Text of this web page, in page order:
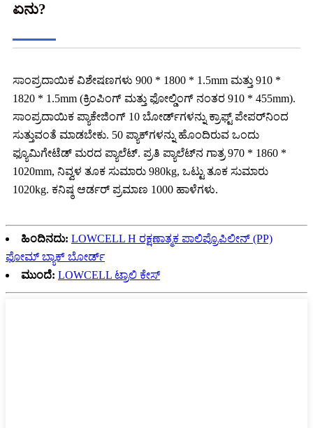
ಏನು?
ಸಾಂಪ್ರದಾಯಿಕ ವಿಶೇಷಣಗಳು 900 * 1800 * 1.5mm ಮತ್ತು 910 *
1820 * 1.5mm (ಕ್ರಿಂಪಿಂಗ್ ಮತ್ತು ಫೋಲ್ಡಿಂಗ್ ನಂತರ 910 * 455mm).
ಸಾಂಪ್ರದಾಯಿಕ ಪ್ಯಾಕೇಜಿಂಗ್ 10 ಬೋರ್ಡ್‌ಗಳನ್ನು ಕ್ರಾಫ್ಟ್ ಪೇಪರ್‌ನಿಂದ
ಸುತ್ತುವಂತೆ ಮಾಡಬೇಕು. 50 ಪ್ಯಾಕ್‌ಗಳನ್ನು ಹೊಂದಿರುವ ಒಂದು
ಫ್ಯೂಮಿಗೇಟೆಡ್ ಮರದ ಪ್ಯಾಲೆಟ್. ಪ್ರತಿ ಪ್ಯಾಲೆಟ್‌ನ ಗಾತ್ರ 970 * 1860 *
1020mm, ನಿವ್ವಳ ತೂಕ ಸುಮಾರು 980kg, ಒಟ್ಟು ತೂಕ ಸುಮಾರು
1020kg. ಕನಿಷ್ಠ ಆರ್ಡರ್ ಪ್ರಮಾಣ 1000 ಹಾಳೆಗಳು.
ಹಿಂದಿನದು: LOWCELL H ರಕ್ಷಣಾತ್ಮಕ ಪಾಲಿಪ್ರೊಪಿಲೀನ್ (PP)
ಫೋಮ್ ಬ್ಯಾಕ್ ಬೋರ್ಡ್
ಮುಂದೆ: LOWCELL ಟ್ರಾಲಿ ಕೇಸ್